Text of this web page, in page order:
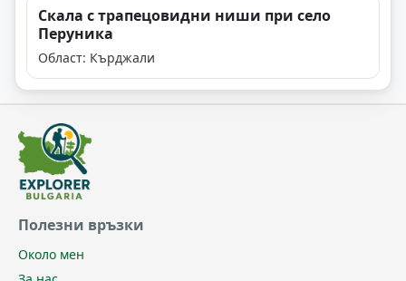
Скала с трапецовидни ниши при село
Перуника
Област: Кърджали
Полезни връзки
Около мен